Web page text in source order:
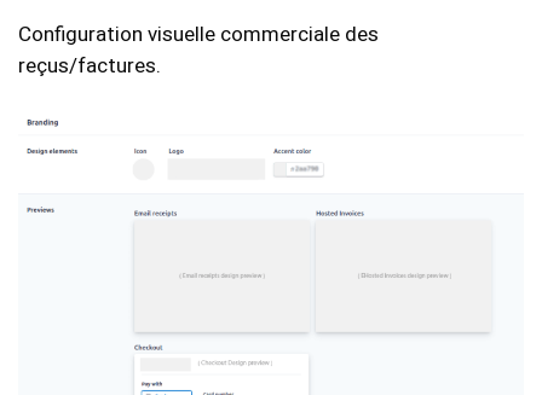
Configuration visuelle commerciale des
reçus/factures.